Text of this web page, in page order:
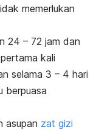
memerlukan
24 – 72 jam dan
kali
selama 3 – 4 hari
berpuasa
asupan zat gizi